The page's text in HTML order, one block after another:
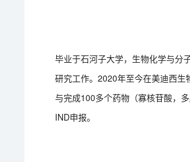
毕业于石河子大学，生物化学与分
研究工作。2020年至今在美迪西生
与完成100多个药物（寡核苷酸，
IND申报。